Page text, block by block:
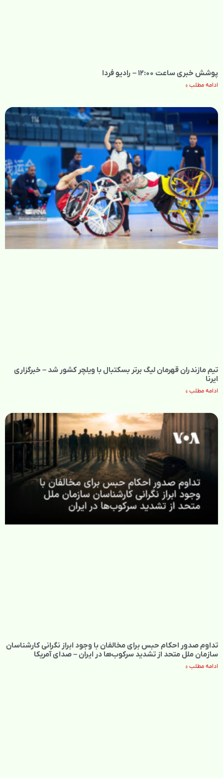
پوشش خبری ساعت ۱۲:۰۰ – رادیو فردا
ادامه مطلب »
تیم مازندران قهرمان لیگ برتر بسکتبال با ویلچر کشور شد – خبرگزاری
ایرنا
ادامه مطلب »
تداوم صدور احکام حبس برای مخالفان با وجود ابراز نگرانی کارشناسان
سازمان ملل متحد از تشدید سرکوب‌ها در ایران – صدای آمریکا
ادامه مطلب »